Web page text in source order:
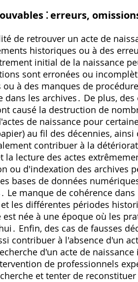
⁚ erreurs,
de retrouver un acte de
historiques ou à des
initial de la naissance
sont erronées ou
ou à des manques de
dans les archives․ De plus,
causé la destruction de
de naissance pour
au fil des décennies,
contribuer à la
la lecture des actes
ou d'indexation des archives
bases de données
Le manque de cohérence
les différentes périodes
est née à une époque où les
Enfin, des cas de fausses
contribuer à l'absence d'un
d'un acte de
de professionnels
et tenter de